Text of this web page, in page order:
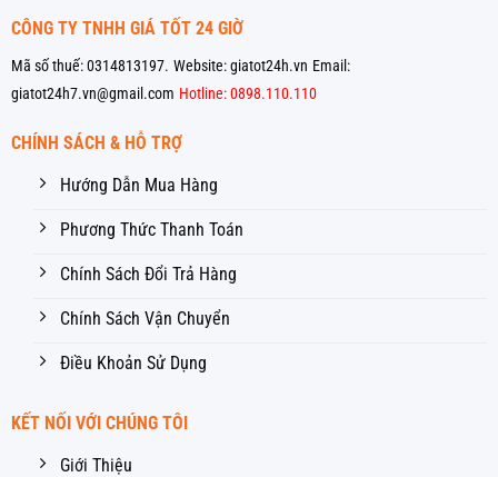
CÔNG TY TNHH GIÁ TỐT 24 GIỜ
Mã số thuế: 0314813197. Website: giatot24h.vn Email:
giatot24h7.vn@gmail.com Hotline: 0898.110.110
CHÍNH SÁCH & HỖ TRỢ
Hướng Dẫn Mua Hàng
Phương Thức Thanh Toán
Chính Sách Đổi Trả Hàng
Chính Sách Vận Chuyển
Điều Khoản Sử Dụng
KẾT NỐI VỚI CHÚNG TÔI
Giới Thiệu